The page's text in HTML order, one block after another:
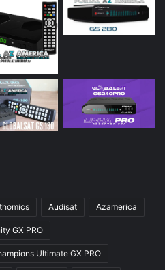
Audisat Azamerica
GX PRO
Ultimate GX PRO